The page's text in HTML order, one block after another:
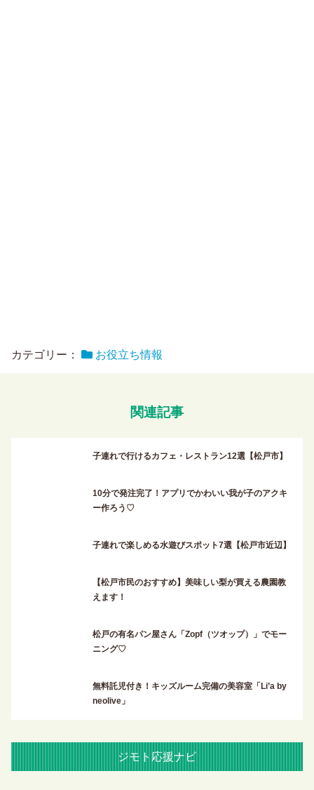
カテゴリー： お役立ち情報
関連記事
子連れで行けるカフェ・レストラン12選【松戸市】
10分で発注完了！アプリでかわいい我が子のアクキ
ー作ろう♡
子連れで楽しめる水遊びスポット7選【松戸市近辺】
【松戸市民のおすすめ】美味しい梨が買える農園教
えます！
松戸の有名パン屋さん「Zopf（ツオップ）」でモー
ニング♡
無料託児付き！キッズルーム完備の美容室「Li’a by
neolive」
ジモト応援ナビ